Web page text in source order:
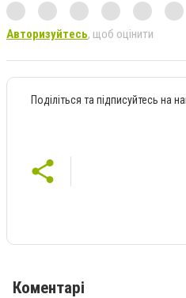
Авторизуйтесь, щоб оцінити
Поділіться та підписуйтесь на
Коментарі